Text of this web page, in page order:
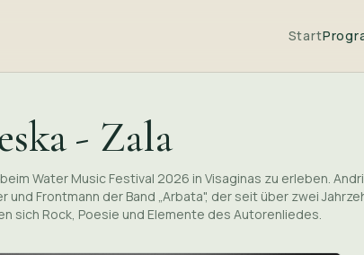
Start
- Zala
Water Music Festival 2026 in Visaginas zu erleben.
Frontmann der Band „Arbata", der seit über zwei
sich Rock, Poesie und Elemente des Autorenliedes.